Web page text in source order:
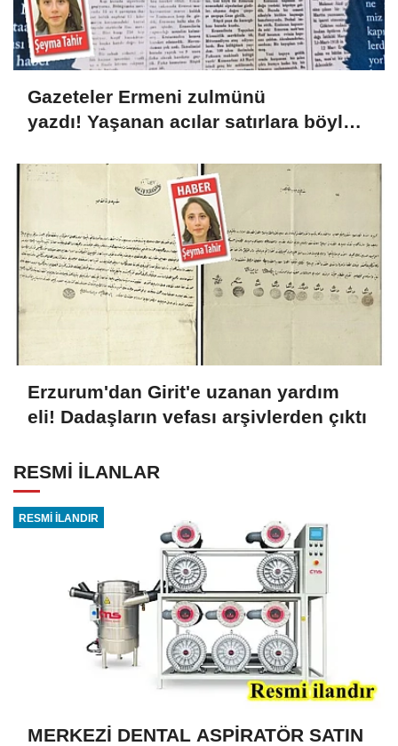
Gazeteler Ermeni zulmünü
yazdı! Yaşanan acılar satırlara böyle
Erzurum'dan Girit'e uzanan yardım
eli! Dadaşların vefası arşivlerden çıktı
RESMİ İLANLAR
RESMİ İLANDIR
MERKEZİ DENTAL ASPİRATÖR SATIN